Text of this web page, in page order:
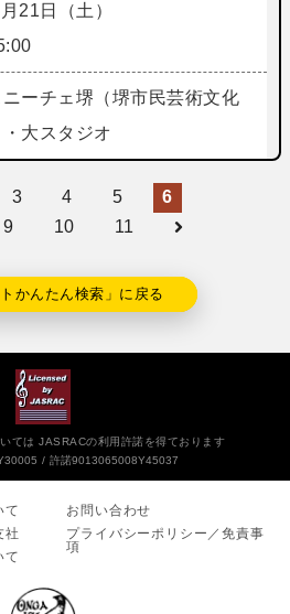
21日（土）
ニーチェ堺（堺市民芸術文化
大スタジオ
3 4 5
6
9 10 11
かんたん検索」に戻る
ては JASRACの利用許諾を得ております
許諾9013065008Y45037
て
社
て
お問い合わせ
プライバシーポリシー／免責事
項